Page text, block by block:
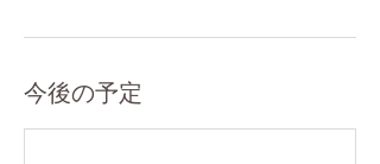
今後の予定